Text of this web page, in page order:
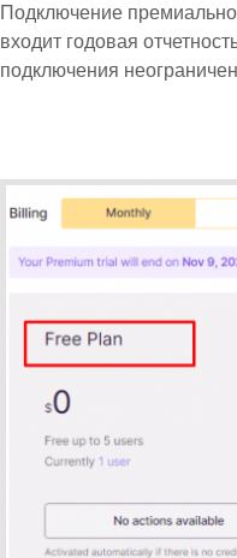
Подключение
входит годовая
подключения